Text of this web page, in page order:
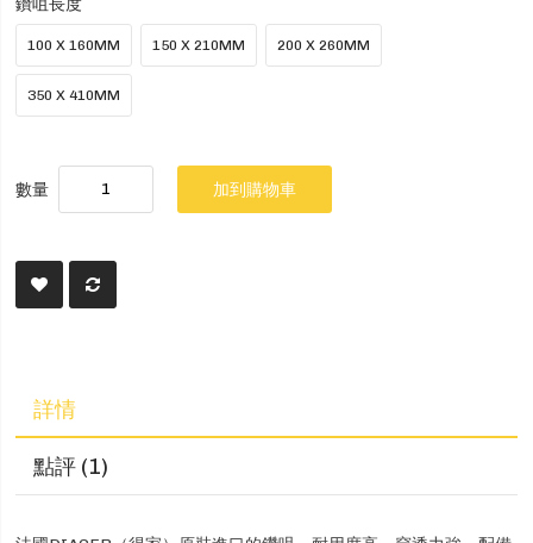
100 X 160MM 150 X 210MM 200 X 260MM
350 X 410MM
數量 加到購物車
詳情
點評 1